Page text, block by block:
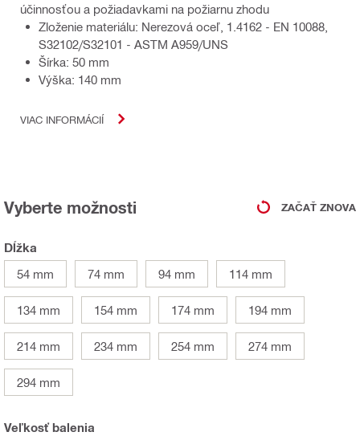
účinnosťou a požiadavkami na požiarnu zhodu
Zloženie materiálu: Nerezová oceľ, 1.4162 - EN 10088,
S32102/S32101 - ASTM A959/UNS
Šírka: 50 mm
Výška: 140 mm
VIAC INFORMÁCIÍ
Vyberte možnosti ZAČAŤ ZNOVA
Dĺžka
54 mm
74 mm 94 mm 114 mm
134 mm 154 mm 174 mm 194 mm
214 mm 234 mm 254 mm 274 mm
294 mm
Veľkosť balenia